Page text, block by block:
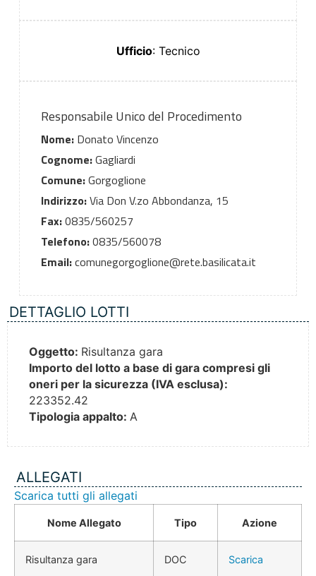
Ufficio: Tecnico
Responsabile Unico del Procedimento
Nome:Donato Vincenzo
Cognome:Gagliardi
Comune:Gorgoglione
Indirizzo:Via Don V.zo Abbondanza, 15
Fax:0835/560257
Telefono:0835/560078
Email:comunegorgoglione@rete.basilicata.it
DETTAGLIO LOTTI
Oggetto: Risultanza gara
Importo del lotto a base di gara compresi gli
oneri per la sicurezza (IVA esclusa):
223352.42
Tipologia appalto: A
ALLEGATI
Scarica tutti gli allegati
Nome Allegato Tipo Azione
Risultanza gara DOC Scarica